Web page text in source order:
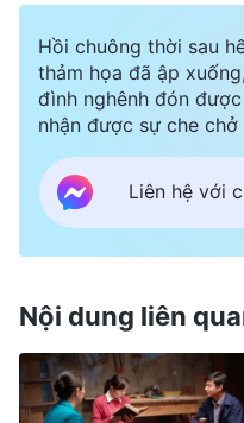
không tin rằng số
trong tay Đức Chúa
Đức Chúa Trời nói
Sa-tan cũng không
đoán sự thật dựa
vật, sự việc dựa vào
lúc nào cũng bảo
không có đức tin
bởi vì trải nghiệm
nhìn không thấu
Hồi chuông thời sau
thảm họa đã ập
đình nghênh đón
nhận được sự che
Liên hệ với
Nội dung liên